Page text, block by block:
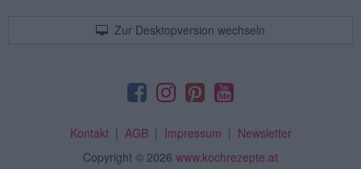
Zur Desktopversion wechseln
Kontakt| AGB| Impressum | Newsletter
Copyright © 2026 www.kochrezepte.at